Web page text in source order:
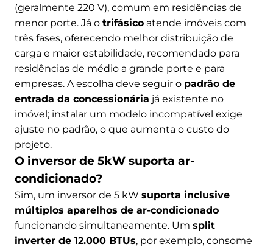
(geralmente 220 V), comum em residências de
menor porte. Já o trifásico atende imóveis com
três fases, oferecendo melhor distribuição de
carga e maior estabilidade, recomendado para
residências de médio a grande porte e para
empresas. A escolha deve seguir o padrão de
entrada da concessionária já existente no
imóvel; instalar um modelo incompatível exige
ajuste no padrão, o que aumenta o custo do
projeto.
O inversor de 5kW suporta ar-
condicionado?
Sim, um inversor de 5 kW suporta inclusive
múltiplos aparelhos de ar-condicionado
funcionando simultaneamente. Um split
inverter de 12.000 BTUs, por exemplo, consome